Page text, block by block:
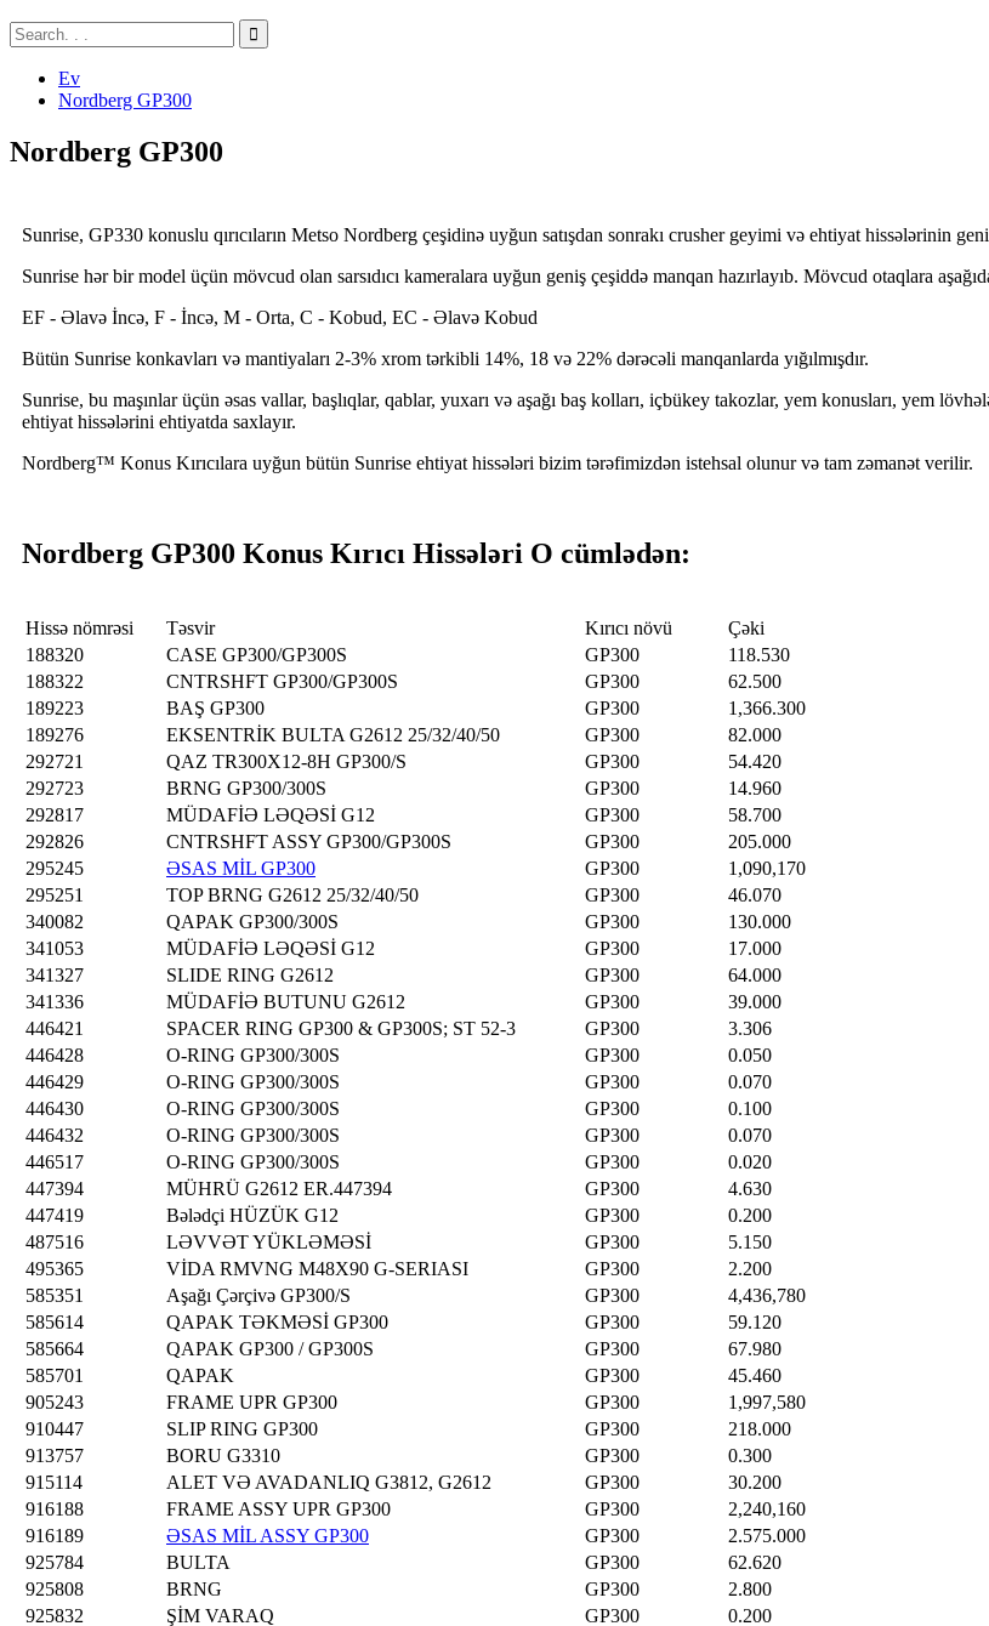
Ev
Nordberg GP300
Nordberg GP300
Sunrise, GP330 konuslu qırıcıların Metso Nordberg çeşidinə uyğun satışdan sonrakı crusher geyimi və ehtiyat hissələrinin
Sunrise hər bir model üçün mövcud olan sarsıdıcı kameralara uyğun geniş çeşiddə manqan hazırlayıb. Mövcud otaqlara
EF - Əlavə İncə, F - İncə, M - Orta, C - Kobud, EC - Əlavə Kobud
Bütün Sunrise konkavları və mantiyaları 2-3% xrom tərkibli 14%, 18 və 22% dərəcəli manqanlarda yığılmışdır.
Sunrise, bu maşınlar üçün əsas vallar, başlıqlar, qablar, yuxarı və aşağı baş kolları, içbükey takozlar, yem konusları, yem
ehtiyat hissələrini ehtiyatda saxlayır.
Nordberg™ Konus Kırıcılara uyğun bütün Sunrise ehtiyat hissələri bizim tərəfimizdən istehsal olunur və tam zəmanət verilir.
Nordberg GP300 Konus Kırıcı Hissələri O cümlədən:
Hissə nömrəsi Təsvir Kırıcı növü
Çəki
188320
CASE GP300/GP300S GP300
118.530
188322
CNTRSHFT GP300/GP300S GP300
62.500
189223
BAŞ GP300 GP300
1,366.300
189276
EKSENTRİK BULTA G2612 25/32/40/50 GP300
82.000
292721
QAZ TR300X12-8H GP300/S GP300
54.420
292723
BRNG GP300/300S GP300
14.960
292817
MÜDAFİƏ LƏQƏSİ G12 GP300
58.700
292826
CNTRSHFT ASSY GP300/GP300S GP300
205.000
295245
ƏSAS MİL GP300 GP300
1,090,170
295251
TOP BRNG G2612 25/32/40/50 GP300
46.070
340082
QAPAK GP300/300S GP300
130.000
341053
MÜDAFİƏ LƏQƏSİ G12 GP300
17.000
341327
SLIDE RING G2612 GP300
64.000
341336
MÜDAFİƏ BUTUNU G2612 GP300
39.000
446421
SPACER RING GP300 & GP300S; ST 52-3 GP300
3.306
446428
O-RING GP300/300S GP300
0.050
446429
O-RING GP300/300S GP300
0.070
446430
O-RING GP300/300S GP300
0.100
446432
O-RING GP300/300S GP300
0.070
446517
O-RING GP300/300S GP300
0.020
447394
MÜHRÜ G2612 ER.447394 GP300
4.630
447419
Bələdçi HÜZÜK G12 GP300
0.200
487516
LƏVVƏT YÜKLƏMƏSİ GP300
5.150
495365
VİDA RMVNG M48X90 G-SERIASI GP300
2.200
585351
Aşağı Çərçivə GP300/S GP300
4,436,780
585614
QAPAK TƏKMƏSİ GP300 GP300
59.120
585664
QAPAK GP300 / GP300S GP300
67.980
585701
QAPAK GP300
45.460
905243
FRAME UPR GP300 GP300
1,997,580
910447
SLIP RING GP300 GP300
218.000
913757
BORU G3310 GP300
0.300
915114
ALET VƏ AVADANLIQ G3812, G2612 GP300
30.200
916188
FRAME ASSY UPR GP300 GP300
2,240,160
916189
ƏSAS MİL ASSY GP300 GP300
2.575.000
925784
BULTA GP300
62.620
925808
BRNG GP300
2.800
925832
ŞİM VARAQ GP300 0.200